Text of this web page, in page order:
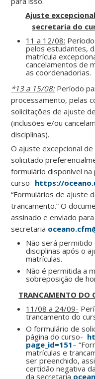
Ajuste
secretaria do
11 a 12/08:
pelos estudantes,
matrícula
cancelamentos de
as coordenadorias.
*13 a 15/08:Período
processamento, pelas
solicitações de ajuste
(inclusões e/ou
disciplinas).
O ajuste excepcional
solicitado
formulário disponível na
curso- https://
“Formulários de ajuste
trancamento.” O
assinado e enviado
secretaria
Não será permitido
disciplinas após o
matrículas.
Não é permitida a
sobreposição de
TRANCAMENTO DO
11/08 a 24/09-
trancamento do
O formulário de
página do curso-
page_id=151–
matrículas e
ser preenchido,
certidão negativa
da secretaria